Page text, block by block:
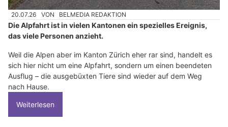
20.07.26 VON BELMEDIA REDAKTION
Die Alpfahrt ist in vielen Kantonen ein spezielles Ereignis,
das viele Personen anzieht.
Weil die Alpen aber im Kanton Zürich eher rar sind, handelt es
sich hier nicht um eine Alpfahrt, sondern um einen beendeten
Ausflug – die ausgebüxten Tiere sind wieder auf dem Weg
nach Hause.
Weiterlesen